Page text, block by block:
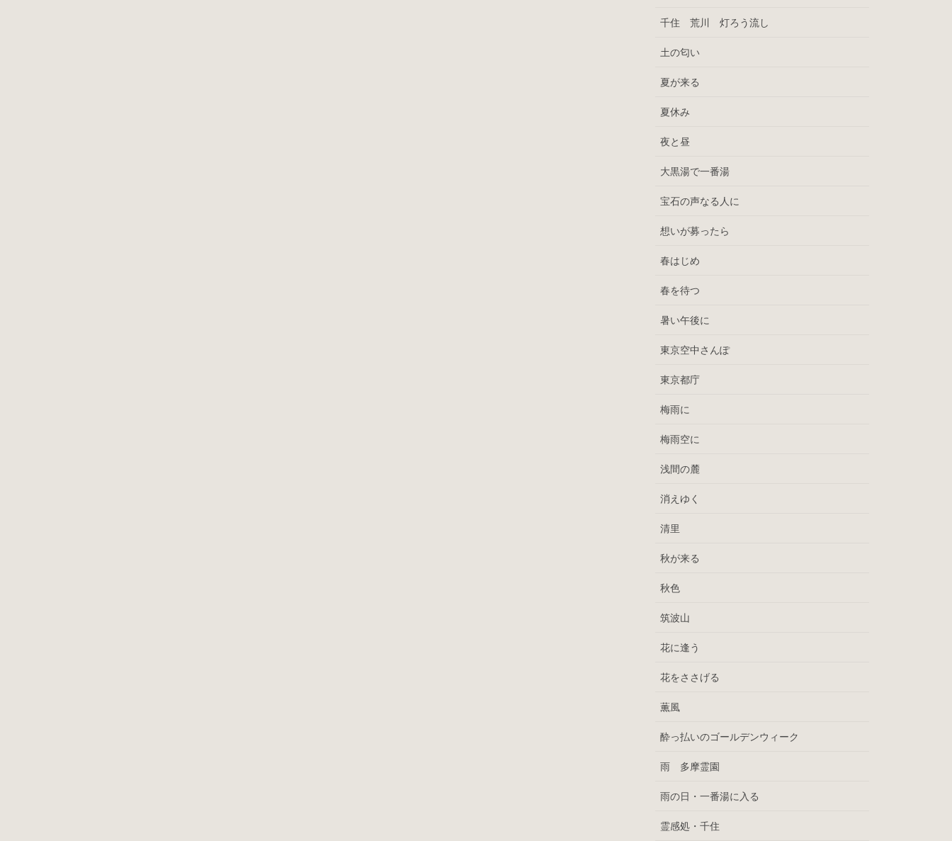
千住 荒川 灯ろう流し
土の匂い
夏が来る
夏休み
夜と昼
大黒湯で一番湯
宝石の声なる人に
想いが募ったら
春はじめ
春を待つ
暑い午後に
東京空中さんぽ
東京都庁
梅雨に
梅雨空に
浅間の麓
消えゆく
清里
秋が来る
秋色
筑波山
花に逢う
花をささげる
薫風
酔っ払いのゴールデンウィーク
雨 多摩霊園
雨の日・一番湯に入る
霊感処・千住